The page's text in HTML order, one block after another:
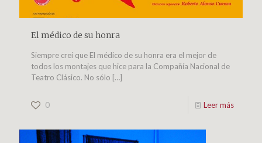
El médico de su honra
Siempre creí que El médico de su honra era el mejor de
todos los montajes que hice para la Compañía Nacional de
Teatro Clásico. No sólo […]
0 Leer más